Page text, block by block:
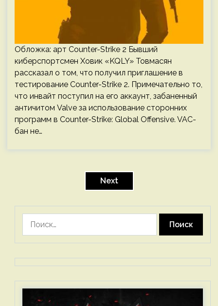
Обложка: арт Counter-Strike 2 Бывший
киберспортсмен Ховик «KQLY» Товмасян
рассказал о том, что получил приглашение в
тестирование Counter-Strike 2. Примечательно то,
что инвайт поступил на его аккаунт, забаненный
античитом Valve за использование сторонних
программ в Counter-Strike: Global Offensive. VAC-
бан не…
Next